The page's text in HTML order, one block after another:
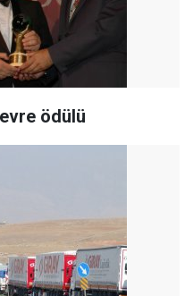
ödülü